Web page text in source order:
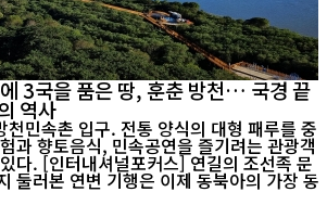
3국을 품은 땅, 훈춘 방천… 국경 끝
역사
과 향토음식, 민속공연을 즐기려는 관광객
조선족 문
둘러본 연변 기행은 이제 동북아의 가장 동